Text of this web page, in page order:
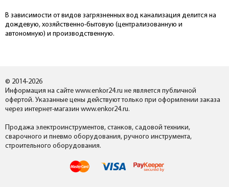
В зависимости от видов загрязненных вод канализация делится на
дождевую, хозяйственно-бытовую (централизованную и
автономную) и производственную.
© 2014-2026
Информация на сайте www.enkor24.ru не является публичной
офертой. Указанные цены действуют только при оформлении заказа
через интернет-магазин www.enkor24.ru.
Продажа электроинструментов, станков, садовой техники,
сварочного и пневмо оборудования, ручного инструмента,
строительного оборудования.